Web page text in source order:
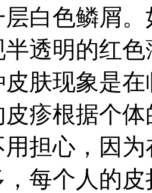
白色鳞屑
透明的红
皮肤现象是
疹根据个
担心，因
每个人的